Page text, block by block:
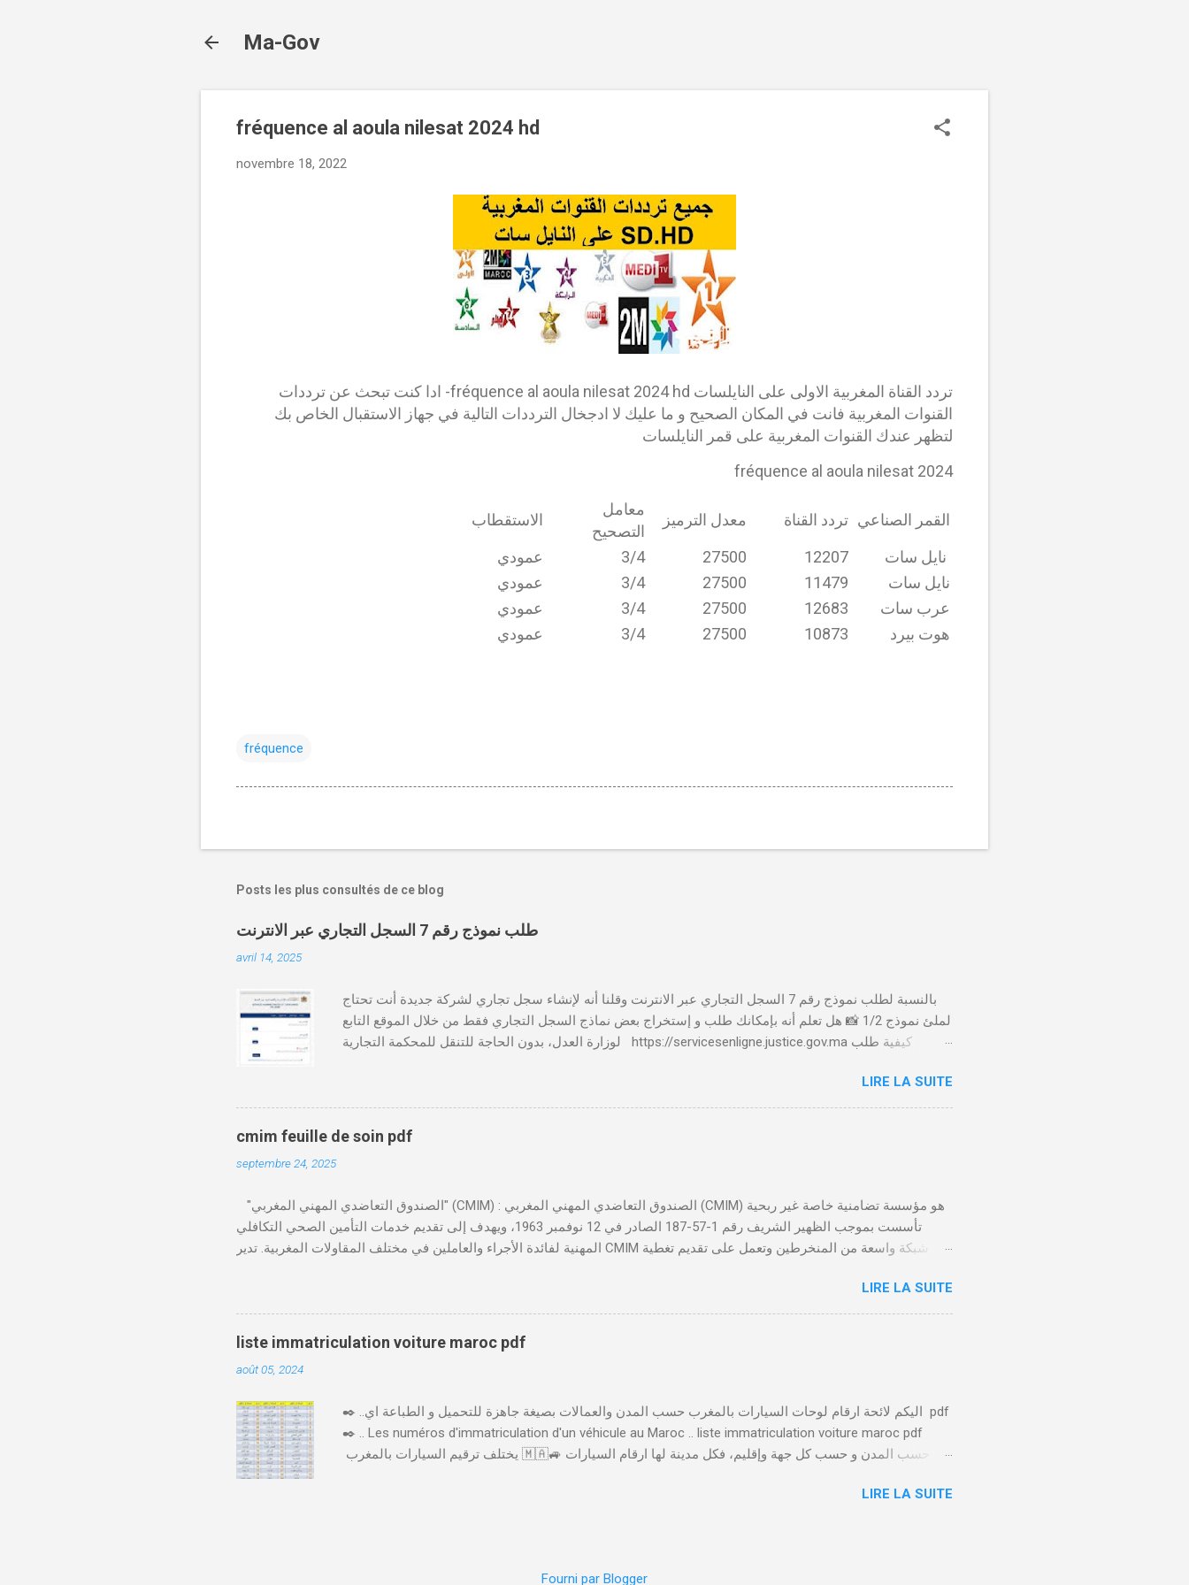
Ma-Gov
fréquence al aoula nilesat 2024 hd
novembre 18, 2022
تردد القناة المغربية الاولى على النايلسات fréquence al aoula nilesat 2024 hd- ادا كنت تبحث عن ترددات
القنوات المغربية فانت في المكان الصحيح و ما عليك لا ادجخال الترددات التالية في جهاز الاستقبال الخاص بك
لتظهر عندك القنوات المغربية على قمر النايلسات
fréquence al aoula nilesat 2024
القمر الصناعي تردد القناة معدل الترميز
معامل
التصحيح
الاستقطاب
نايل سات
12207
27500
3/4
عمودي
نايل سات
11479
27500
3/4
عمودي
عرب سات
12683
27500
3/4
عمودي
هوت بيرد
10873
27500
3/4 عمودي
fréquence
Posts les plus consultés de ce blog
طلب نموذج رقم 7 السجل التجاري عبر الانترنت
avril 14, 2025
بالنسبة لطلب نموذج رقم 7 السجل التجاري عبر الانترنت وقلنا أنه لإنشاء سجل تجاري لشركة جديدة أنت تحتاج
لملئ نموذج 1/2 📸 هل تعلم أنه بإمكانك طلب و إستخراج بعض نماذج السجل التجاري فقط من خلال الموقع التابع
لوزارة العدل، بدون الحاجة للتنقل للمحكمة التجارية https://servicesenligne.justice.gov.ma كيفية طلب
الأداء 20 درهم عن طريق البطاقة البنكية. تأكيد العملية . استلام النموذج في مدة أقصاها 24 ساعة . 🤔
LIRE LA SUITE
cmim feuille de soin pdf
septembre 24, 2025
"الصندوق التعاضدي المهني المغربي" (CMIM) : الصندوق التعاضدي المهني المغربي (CMIM) هو مؤسسة تضامنية خاصة غير ربحية
تأسست بموجب الظهير الشريف رقم 1-57-187 الصادر في 12 نوفمبر 1963، ويهدف إلى تقديم خدمات التأمين الصحي التكافلي
المهنية لفائدة الأجراء والعاملين في مختلف المقاولات المغربية. تدير CMIM شبكة واسعة من المنخرطين وتعمل على تقديم تغطية
يلعب الصندوق التعاضدي المهني المغربي دورًا حيويًا في النهوض بالصحة المهنية داخل المقاولات المغربية. حيث يؤكد على أهمية
توفير بيئة عمل صحية وآمنة والحفاظ على صحة ورفاهية الموظفين. ونظم الصندوق فعاليات سنوية مثل "يوم الصحة في العمل"، حيث
يتم تسليط الضوء على الابتكار الاجتماعي وأهمية تطبيق سياسات الصحة والسلامة المهنية لتحقيق صحة مستدامة في بيئة العمل.
الخدمات والابتكارات الرقمية لتسهيل استفادة المنخرطين من خدماته، أطلقت CMIM تطبيق CMIM Connect الذي يسمح بالوصول
LIRE LA SUITE
liste immatriculation voiture maroc pdf
août 05, 2024
✒️ ..اليكم لائحة ارقام لوحات السيارات بالمغرب حسب المدن والعمالات بصيغة جاهزة للتحميل و الطباعة اي pdf
✒️ .. Les numéros d'immatriculation d'un véhicule au Maroc .. liste immatriculation voiture maroc pdf
LIRE LA SUITE
Fourni par Blogger